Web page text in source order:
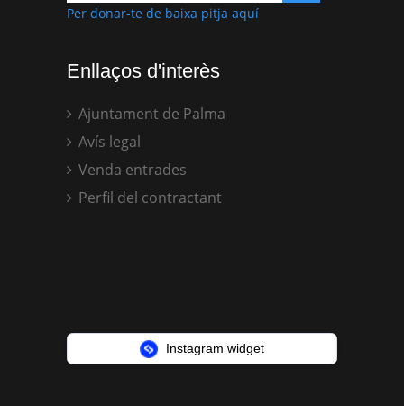
Per donar-te de baixa pitja aquí
Enllaços d'interès
Ajuntament de Palma
Avís legal
Venda entrades
Perfil del contractant
Instagram widget